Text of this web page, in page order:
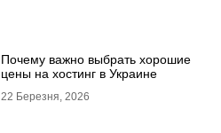
Почему важно выбрать хорошие
цены на хостинг в Украине
22 Березня, 2026